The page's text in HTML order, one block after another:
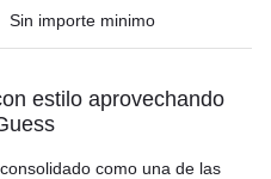
Sin importe minimo
estilo aprovechando
como una de las